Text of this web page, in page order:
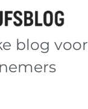
blog voor